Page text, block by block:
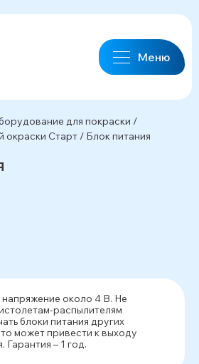
Меню
для покраски /
окраски Старт / Блок питания
около 4 В. Не
распылителям
блоки питания других
может привести к выходу
Гарантия – 1 год.